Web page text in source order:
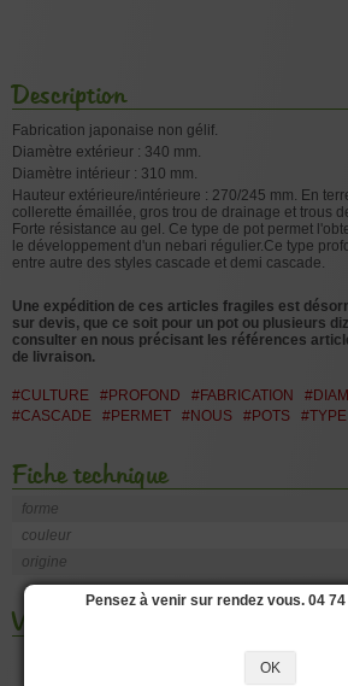
Description
Fabrication japonaise non gélif.
Diamètre extérieur : 340 mm.
Diamètre intérieur : 310 mm.
Hauteur extérieure/intérieure : 270/245 mm. En
collerette émaillée, gros trou de drainage et trous
Forte résistance au gel. Ce type de pot permet
le développement d'un nebari régulier.Ce type
entre autre des styles cascade et demi cascade.
Une expédition de ces articles fragiles est
sur devis, que ce soit pour un pot ou plusieurs
consulter en nous précisant les références
de livraison.
#CULTURE #PROFOND #FABRICATION
#CASCADE
#PERMET #NOUS #POTS #TYPE
Fiche technique
forme
couleur
origine
Vous aimerez aussi les produits
Pensez à venir sur rendez vous. 04
OK